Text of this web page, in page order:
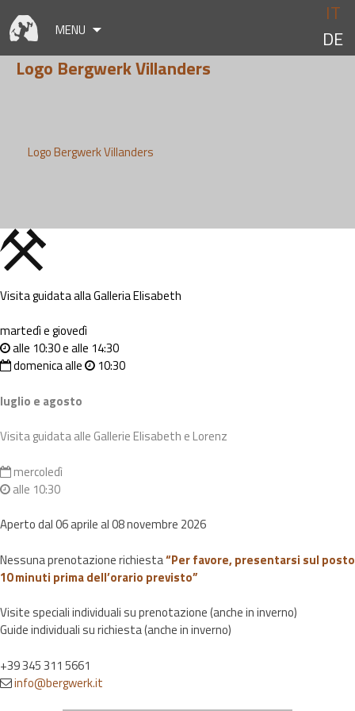
to
content
MENU
IT
DE
Logo Bergwerk Villanders
Logo Bergwerk Villanders
Visita guidata alla Galleria Elisabeth
martedì e giovedì
alle 10:30 e alle 14:30
domenica alle
10:30
luglio e agosto
Visita guidata alle Gallerie Elisabeth e Lorenz
mercoledì
alle 10:30
Aperto dal 06 aprile al 08 novembre 2026
Nessuna prenotazione richiesta“Per favore, presentarsi sul posto
10 minuti prima dell’orario previsto”
Visite speciali individuali su prenotazione (anche in inverno)
Guide individuali su richiesta (anche in inverno)
+39 345 311 5661
info@bergwerk.it